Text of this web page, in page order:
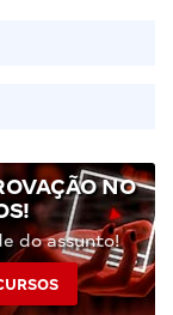
NO
do assunto!